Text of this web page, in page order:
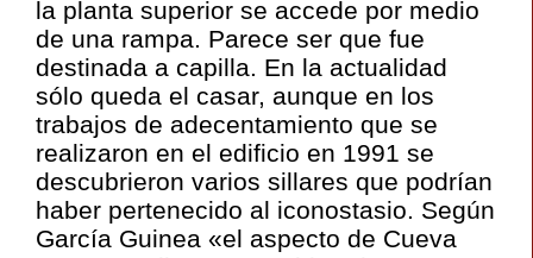
la planta superior se accede por medio
de una rampa. Parece ser que fue
destinada a capilla. En la actualidad
sólo queda el casar, aunque en los
trabajos de adecentamiento que se
realizaron en el edificio en 1991 se
descubrieron varios sillares que podrían
haber pertenecido al iconostasio. Según
García Guinea «el aspecto de Cueva